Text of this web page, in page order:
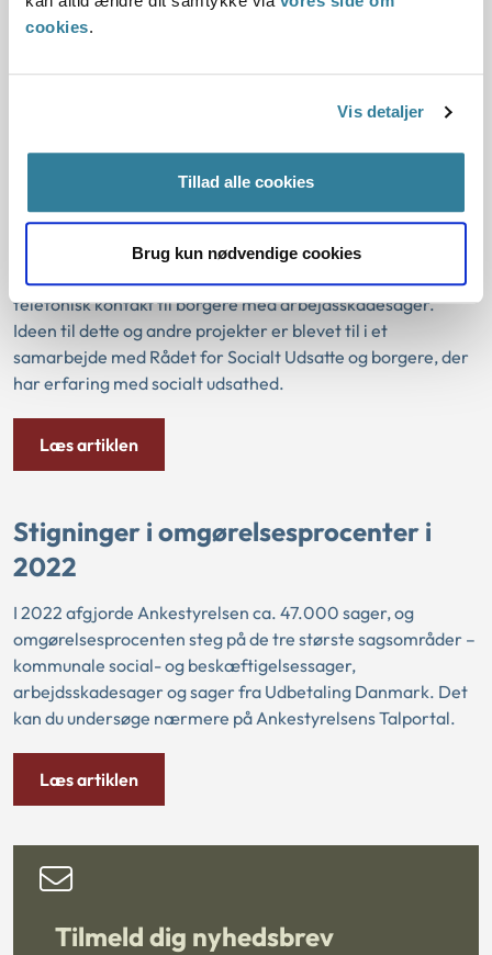
cookies.
Vis detaljer
Tillad alle cookies
Brug kun nødvendige cookies
om øget telefonisk kontakt til borgere
med arbejdsskadesager
I Ankestyrelsen arbejder vi systematisk med
borgerdeltagelse, og nu starter vi et projekt om øget
telefonisk kontakt til borgere med arbejdsskadesager.
Ideen til dette og andre projekter er blevet til i et
samarbejde med Rådet for Socialt Udsatte og borgere, der
har erfaring med socialt udsathed.
Læs artiklen
Stigninger i omgørelsesprocenter i
2022
I 2022 afgjorde Ankestyrelsen ca. 47.000 sager, og
omgørelsesprocenten steg på de tre største sagsområder –
kommunale social- og beskæftigelsessager,
arbejdsskadesager og sager fra Udbetaling Danmark. Det
kan du undersøge nærmere på Ankestyrelsens Talportal.
Læs artiklen
Tilmeld dig nyhedsbrev